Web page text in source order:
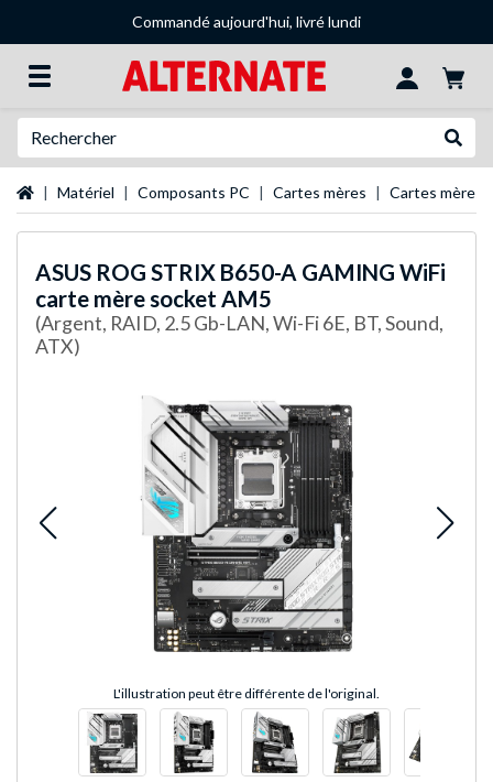
Commandé aujourd'hui, livré lundi
Page d'accueil
Matériel Composants PC Cartes mères Cartes mères
ASUS ROG STRIX B650-A GAMING WiFi
carte mère socket AM5
(Argent, RAID, 2.5 Gb-LAN, Wi-Fi 6E, BT, Sound,
ATX)
L'illustration peut être différente de l'original.